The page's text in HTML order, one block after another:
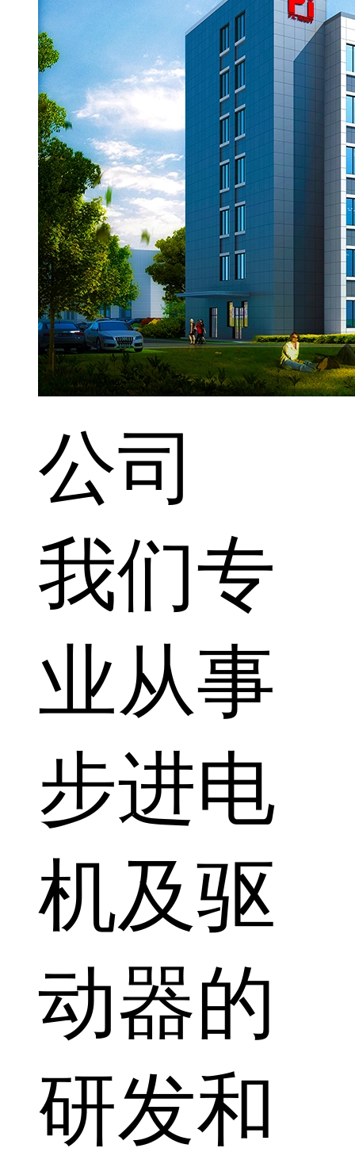
公司
我们专
业从事
步进电
机及驱
动器的
研发和